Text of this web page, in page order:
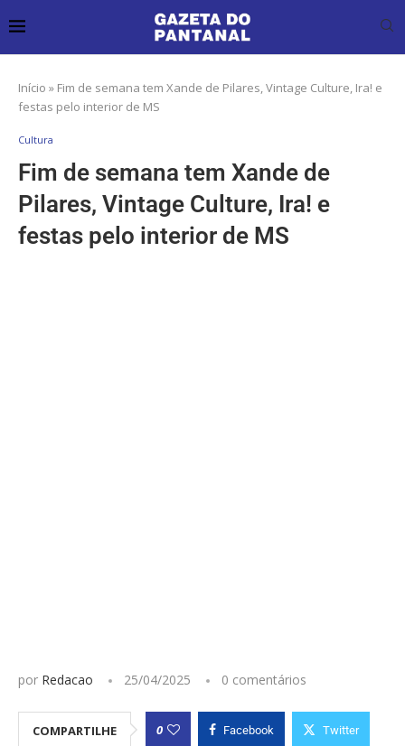
Início » Fim de semana tem Xande de Pilares, Vintage Culture, Ira! e
festas pelo interior de MS
Cultura
Fim de semana tem Xande de
Pilares, Vintage Culture, Ira! e
festas pelo interior de MS
por Redacao 25/04/2025 0 comentários
COMPARTILHE 0 Facebook Twitter